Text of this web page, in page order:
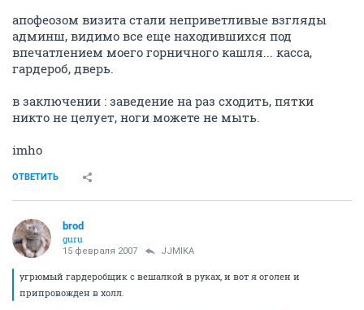
апофеозом визита стали неприветливые взгляды
админш, видимо все еще находившихся под
впечатлением моего горничного кашля... касса,
гардероб, дверь.
в заключении : заведение на раз сходить, пятки
никто не целует, ноги можете не мыть.
imho
ОТВЕТИТЬ
brod
guru
15 февраля 2007 JJMIKA
угрюмый гардеробщик с вешалкой в руках, и вот я оголен и
припровожден в холл.